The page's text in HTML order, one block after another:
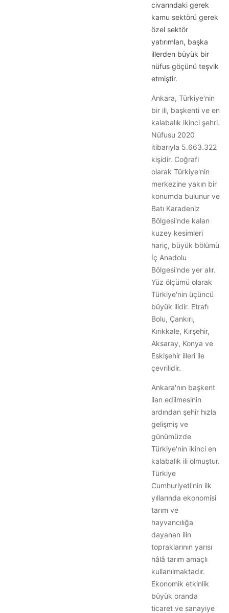
civarındaki gerek
kamu sektörü gerek
özel sektör
yatırımları, başka
illerden büyük bir
nüfus göçünü teşvik
etmiştir.
Ankara, Türkiye'nin
bir ili, başkenti ve en
kalabalık ikinci şehri.
Nüfusu 2020
itibarıyla 5.663.322
kişidir. Coğrafi
olarak Türkiye'nin
merkezine yakın bir
konumda bulunur ve
Batı Karadeniz
Bölgesi'nde kalan
kuzey kesimleri
hariç, büyük bölümü
İç Anadolu
Bölgesi'nde yer alır.
Yüz ölçümü olarak
Türkiye'nin üçüncü
büyük ilidir. Etrafı
Bolu, Çankırı,
Kırıkkale, Kırşehir,
Aksaray, Konya ve
Eskişehir illeri ile
çevrilidir.
Ankara'nın başkent
ilan edilmesinin
ardından şehir hızla
gelişmiş ve
günümüzde
Türkiye'nin ikinci en
kalabalık ili olmuştur.
Türkiye
Cumhuriyeti'nin ilk
yıllarında ekonomisi
tarım ve
hayvancılığa
dayanan ilin
topraklarının yarısı
hâlâ tarım amaçlı
kullanılmaktadır.
Ekonomik etkinlik
büyük oranda
ticaret ve sanayiye